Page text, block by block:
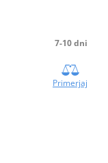
7-10 dni
Primerjaj